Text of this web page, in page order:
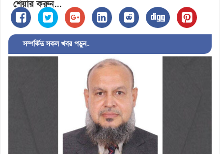
শেয়ার করুন...
সম্পর্কিত সকল খবর পড়ুন..